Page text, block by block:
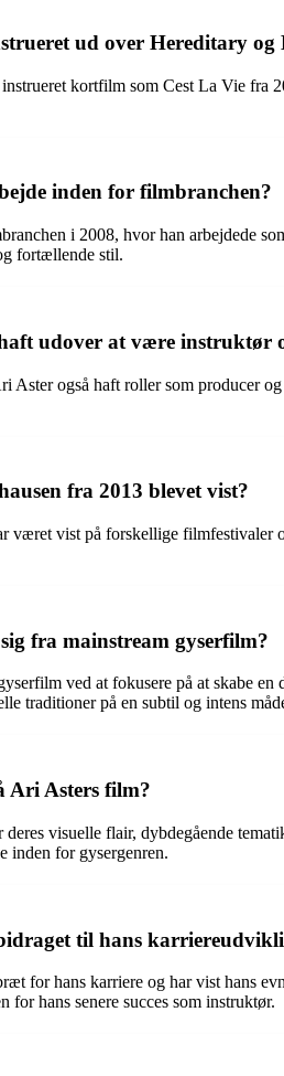
ud over Hereditary og
kortfilm som Cest La Vie fra
inden for filmbranchen?
i 2008, hvor han arbejdede
fortællende stil.
udover at være instruktør
Aster også haft roller som producer
fra 2013 blevet vist?
været vist på forskellige filmfestivaler
fra mainstream gyserfilm?
ved at fokusere på at skabe
traditioner på en subtil og intens
Ari Asters film?
visuelle flair, dybdegående
inden for gysergenren.
til hans
for hans karriere og har vist hans
for hans senere succes som instruktør.